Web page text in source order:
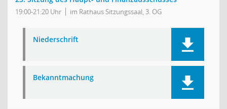
19:00-21:20 Uhr im Rathaus Sitzungssaal, 3. OG
Niederschrift
Bekanntmachung